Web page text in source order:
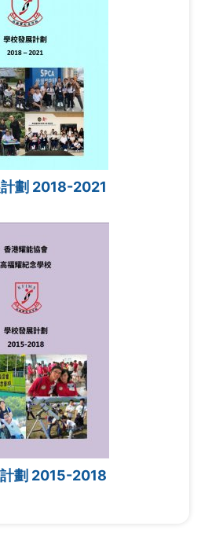
劃 2018-2021
劃 2015-2018